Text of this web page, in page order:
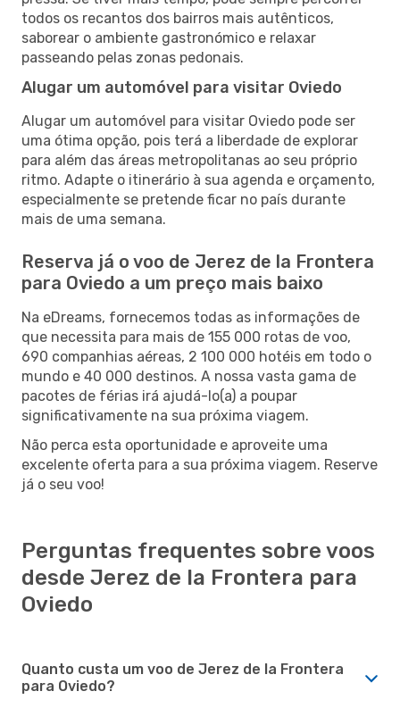
todos os recantos dos bairros mais autênticos,
saborear o ambiente gastronómico e relaxar
passeando pelas zonas pedonais.
Alugar um automóvel para visitar Oviedo
Alugar um automóvel para visitar Oviedo pode ser
uma ótima opção, pois terá a liberdade de explorar
para além das áreas metropolitanas ao seu próprio
ritmo. Adapte o itinerário à sua agenda e orçamento,
especialmente se pretende ficar no país durante
mais de uma semana.
Reserva já o voo de Jerez de la Frontera
para Oviedo a um preço mais baixo
Na eDreams, fornecemos todas as informações de
que necessita para mais de 155 000 rotas de voo,
690 companhias aéreas, 2 100 000 hotéis em todo o
mundo e 40 000 destinos. A nossa vasta gama de
pacotes de férias irá ajudá-lo(a) a poupar
significativamente na sua próxima viagem.
Não perca esta oportunidade e aproveite uma
excelente oferta para a sua próxima viagem. Reserve
já o seu voo!
Perguntas frequentes sobre voos
desde Jerez de la Frontera para
Oviedo
Quanto custa um voo de Jerez de la Frontera
para Oviedo?